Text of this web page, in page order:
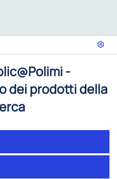
-
dei prodotti della